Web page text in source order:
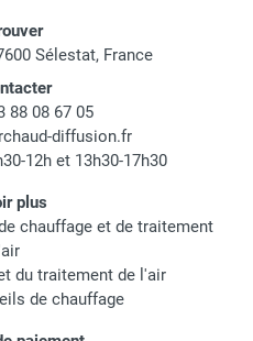
Sélestat, France
88 08 67 05
diffusion.fr
12h et 13h30-17h30
plus
chauffage et de traitement
du traitement de l'air
de chauffage